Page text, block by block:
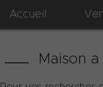
Accueil
Maison